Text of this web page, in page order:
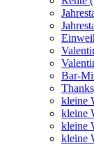
Bar-
kleine
kleine
kleine
kleine